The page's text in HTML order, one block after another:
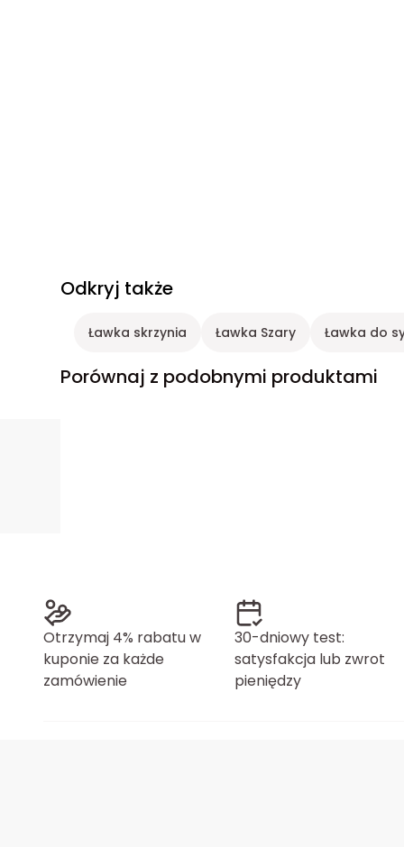
Odkryj także
Ławka skrzynia Ławka Szary Ławka do
Porównaj z podobnymi produktami
Otrzymaj 4% rabatu w
kuponie za każde
zamówienie
30-dniowy test:
satysfakcja lub zwrot
pieniędzy